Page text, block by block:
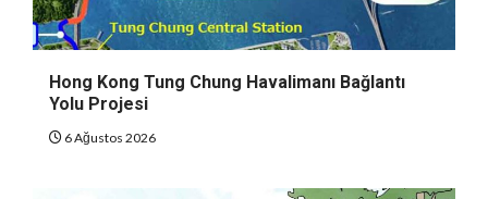
Hong Kong Tung Chung Havalimanı Bağlantı
Yolu Projesi
6 Ağustos 2026